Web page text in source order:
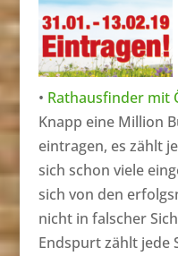
• Rathausfinder mit
Knapp eine Million
eintragen, es zählt
sich schon viele
sich von den
nicht in falscher
Endspurt zählt jede